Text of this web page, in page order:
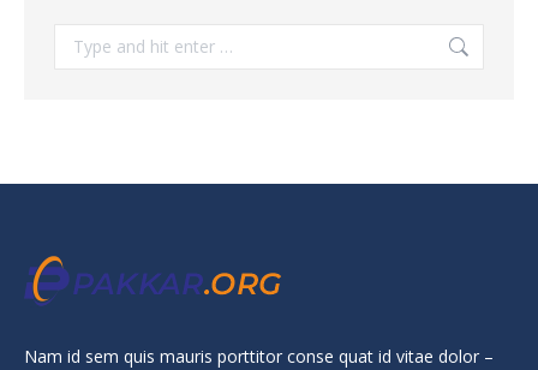
Search:
Nam id sem quis mauris porttitor conse quat id vitae dolor –